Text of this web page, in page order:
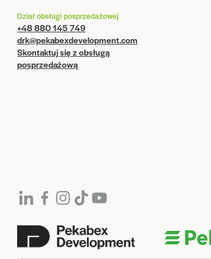
Dział obsługi posprzedażowej
+48 880 145 749
drk@pekabexdevelopment.com
Skontaktuj się z obsługą
posprzedażową